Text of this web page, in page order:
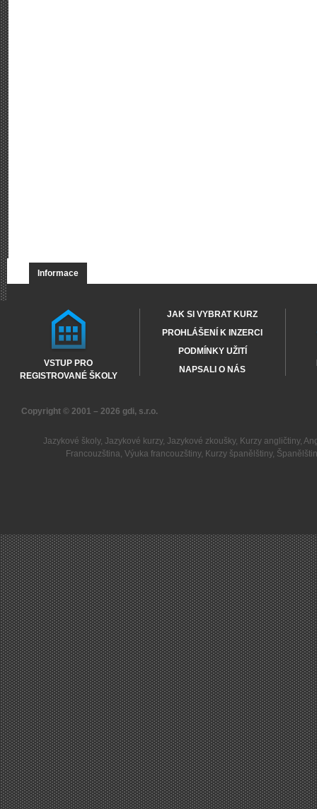
Informace
VSTUP PRO
REGISTROVANÉ ŠKOLY
JAK SI VYBRAT KURZ
PROHLÁŠENÍ K INZERCI
PODMÍNKY UŽITÍ
NAPSALI O NÁS
Copyright © 2001 – 2026 gdi, s.r.o.
Jazykové školy, Jazykové kurzy, Jazykové zkoušky, Kurzy angličtiny,
Francouzština,Výuka francouzštiny, Kurzy španělštiny,